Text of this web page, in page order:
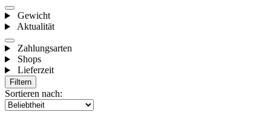
Gewicht
Aktualität
Zahlungsarten
Shops
Lieferzeit
Filtern
Sortieren nach: